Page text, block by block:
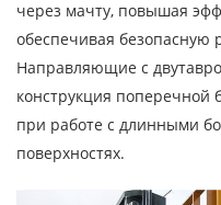
через мачту, повышая
обеспечивая безопасную
Направляющие с
конструкция поперечной
при работе с длинными
поверхностях.